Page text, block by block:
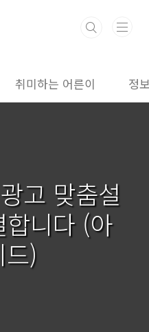
취미하는 어른이 정
고 맞춤설
니다 (아
)